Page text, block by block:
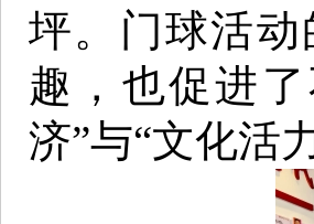
坪。门球活
趣，也促进
济”与“文化活